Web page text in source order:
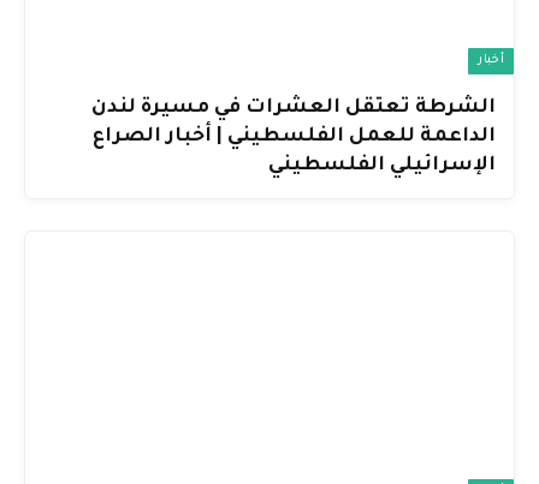
أخبار
الشرطة تعتقل العشرات في مسيرة لندن
الداعمة للعمل الفلسطيني | أخبار الصراع
الإسرائيلي الفلسطيني